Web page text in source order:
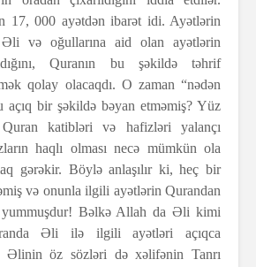
17, 000 ayətdən ibarət idi. Ayətlərin
Əli və oğullarına aid olan ayətlərin
Quranın bu şəkildə təhrif
qolay olacaqdı. O zaman “nədən
bir şəkildə bəyan etməmiş? Yüz
katibləri və hafizləri yalançı
haqlı olması necə mümkün ola
gərəkir. Böylə anlaşılır ki, heç bir
və onunla ilgili ayətlərin Qurandan
yummuşdur! Bəlkə Allah da Əli kimi
Əli ilə ilgili ayətləri açıqca
Əlinin öz sözləri də xəlifənin Tanrı